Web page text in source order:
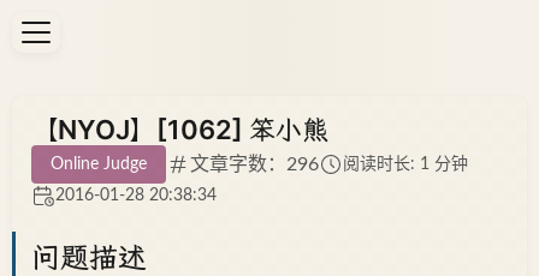
【NYOJ】[1062] 笨小熊
Online Judge 文章字数：296
阅读时长: 1 分钟
2016-01-28 20:38:34
问题描述